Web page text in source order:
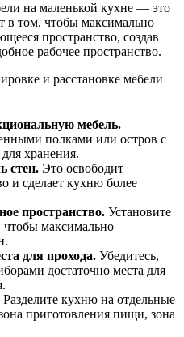
на маленькой кухне — это
в том, чтобы максимально
пространство, создав
рабочее пространство.
и расстановке мебели
мебель.
полками или остров с
хранения.
стен. Это освободит
и сделает кухню более
пространство. Установите
максимально
для прохода. Убедитесь,
достаточно места для
Разделите кухню на отдельные
приготовления пищи, зона